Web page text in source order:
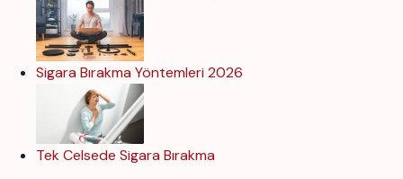
Sigara Bırakma Yöntemleri 2026
Tek Celsede Sigara Bırakma